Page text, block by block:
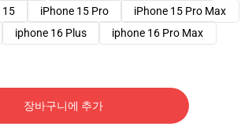
15 iPhone 15 Pro
iPhone 15 Pro Max
iphone 16 Plus iphone 16 Pro Max
장바구니에 추가